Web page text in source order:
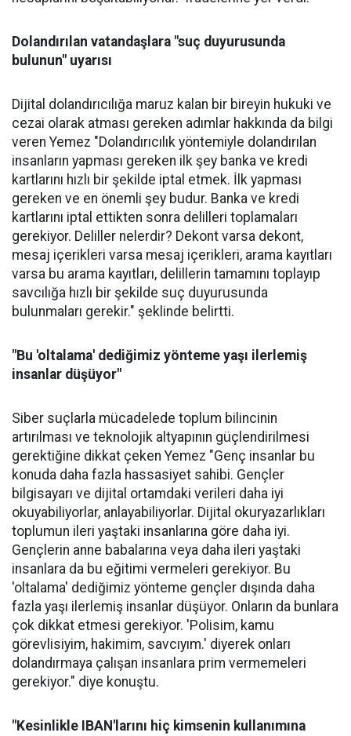
Dolandırılan vatandaşlara "suç duyurusunda
bulunun" uyarısı
Dijital dolandırıcılığa maruz kalan bir bireyin hukuki ve
cezai olarak atması gereken adımlar hakkında da bilgi
veren Yemez "Dolandırıcılık yöntemiyle dolandırılan
insanların yapması gereken ilk şey banka ve kredi
kartlarını hızlı bir şekilde iptal etmek. İlk yapması
gereken ve en önemli şey budur. Banka ve kredi
kartlarını iptal ettikten sonra delilleri toplamaları
gerekiyor. Deliller nelerdir? Dekont varsa dekont,
mesaj içerikleri varsa mesaj içerikleri, arama kayıtları
varsa bu arama kayıtları, delillerin tamamını toplayıp
savcılığa hızlı bir şekilde suç duyurusunda
bulunmaları gerekir." şeklinde belirtti.
"Bu 'oltalama' dediğimiz yönteme yaşı ilerlemiş
insanlar düşüyor"
Siber suçlarla mücadelede toplum bilincinin
artırılması ve teknolojik altyapının güçlendirilmesi
gerektiğine dikkat çeken Yemez "Genç insanlar bu
konuda daha fazla hassasiyet sahibi. Gençler
bilgisayarı ve dijital ortamdaki verileri daha iyi
okuyabiliyorlar, anlayabiliyorlar. Dijital okuryazarlıkları
toplumun ileri yaştaki insanlarına göre daha iyi.
Gençlerin anne babalarına veya daha ileri yaştaki
insanlara da bu eğitimi vermeleri gerekiyor. Bu
'oltalama' dediğimiz yönteme gençler dışında daha
fazla yaşı ilerlemiş insanlar düşüyor. Onların da bunlara
çok dikkat etmesi gerekiyor. 'Polisim, kamu
görevlisiyim, hakimim, savcıyım.' diyerek onları
dolandırmaya çalışan insanlara prim vermemeleri
gerekiyor." diye konuştu.
"Kesinlikle IBAN'larını hiç kimsenin kullanımına